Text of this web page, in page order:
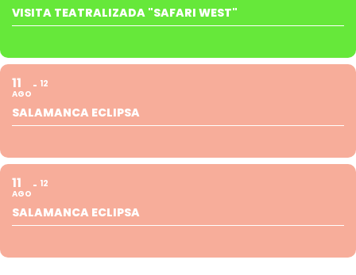
VISITA TEATRALIZADA "SAFARI WEST"
11
AGO
12
SALAMANCA ECLIPSA
11
AGO
12
SALAMANCA ECLIPSA